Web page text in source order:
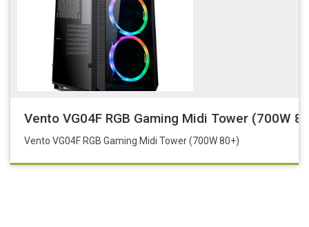
Vento VG04F RGB Gaming Midi Tower (700W
Vento VG04F RGB Gaming Midi Tower (700W 80+)